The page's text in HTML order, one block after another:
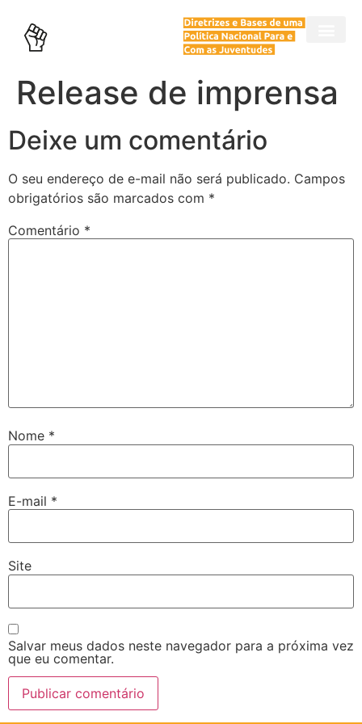
Release de imprensa
Deixe um comentário
O seu endereço de e-mail não será publicado. Campos
obrigatórios são marcados com *
Comentário *
Nome *
E-mail *
Site
Salvar meus dados neste navegador para a próxima vez
que eu comentar.